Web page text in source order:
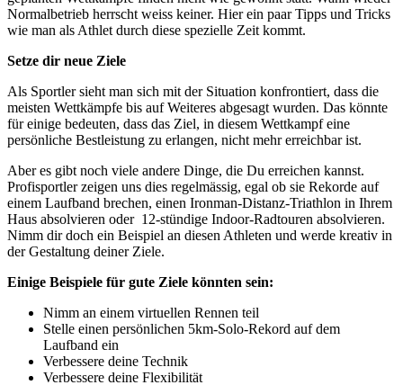
Normalbetrieb herrscht weiss keiner. Hier ein paar Tipps und Tricks
wie man als Athlet durch diese spezielle Zeit kommt.
Setze dir neue Ziele
Als Sportler sieht man sich mit der Situation konfrontiert, dass die
meisten Wettkämpfe bis auf Weiteres abgesagt wurden. Das könnte
für einige bedeuten, dass das Ziel, in diesem Wettkampf eine
persönliche Bestleistung zu erlangen, nicht mehr erreichbar ist.
Aber es gibt noch viele andere Dinge, die Du erreichen kannst.
Profisportler zeigen uns dies regelmässig, egal ob sie Rekorde auf
einem Laufband brechen, einen Ironman-Distanz-Triathlon in Ihrem
Haus absolvieren oder 12-stündige Indoor-Radtouren absolvieren.
Nimm dir doch ein Beispiel an diesen Athleten und werde kreativ in
der Gestaltung deiner Ziele.
Einige Beispiele für gute Ziele könnten sein:
Nimm an einem virtuellen Rennen teil
Stelle einen persönlichen 5km-Solo-Rekord auf dem
Laufband ein
Verbessere deine Technik
Verbessere deine Flexibilität